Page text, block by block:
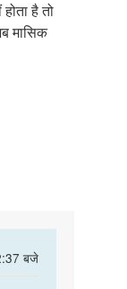
है तो
मासिक
बजे